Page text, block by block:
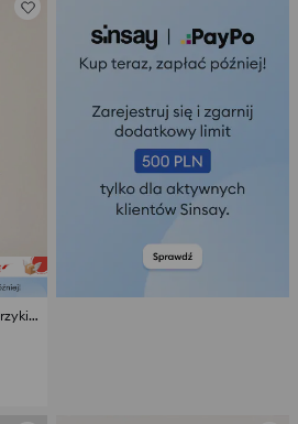
Sukienka z ozdobnym kołnierzykiem